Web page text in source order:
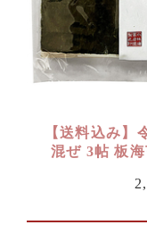
【送料込み】
混ぜ 3帖 板